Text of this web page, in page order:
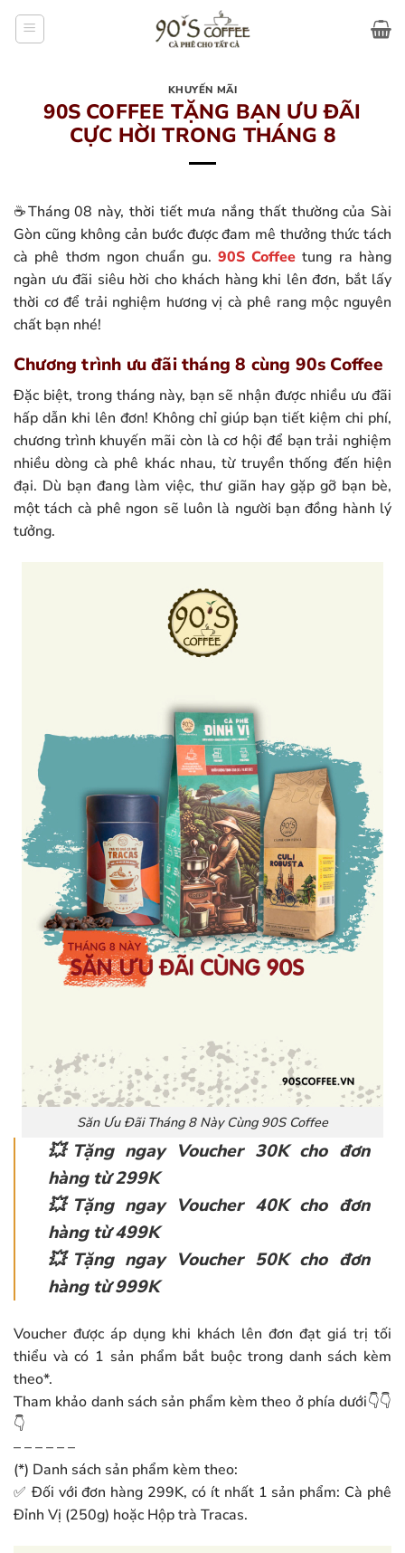
KHUYẾN MÃI
90S COFFEE TẶNG BẠN ƯU ĐÃI
CỰC HỜI TRONG THÁNG 8
☕Tháng 08 này, thời tiết mưa nắng thất thường của Sài
Gòn cũng không cản bước được đam mê thưởng thức tách
cà phê thơm ngon chuẩn gu. 90S Coffee tung ra hàng
ngàn ưu đãi siêu hời cho khách hàng khi lên đơn, bắt lấy
thời cơ để trải nghiệm hương vị cà phê rang mộc nguyên
chất bạn nhé!
Chương trình ưu đãi tháng 8 cùng 90s Coffee
Đặc biệt, trong tháng này, bạn sẽ nhận được nhiều ưu đãi
hấp dẫn khi lên đơn! Không chỉ giúp bạn tiết kiệm chi phí,
chương trình khuyến mãi còn là cơ hội để bạn trải nghiệm
nhiều dòng cà phê khác nhau, từ truyền thống đến hiện
đại. Dù bạn đang làm việc, thư giãn hay gặp gỡ bạn bè,
một tách cà phê ngon sẽ luôn là người bạn đồng hành lý
tưởng.
Săn Ưu Đãi Tháng 8 Này Cùng 90S Coffee
💥Tặng ngay Voucher 30K cho đơn
hàng từ 299K
💥Tặng ngay Voucher 40K cho đơn
hàng từ 499K
💥Tặng ngay Voucher 50K cho đơn
hàng từ 999K
Voucher được áp dụng khi khách lên đơn đạt giá trị tối
thiểu và có 1 sản phẩm bắt buộc trong danh sách kèm
theo*.
Tham khảo danh sách sản phẩm kèm theo ở phía dưới👇👇
👇
– – – – – –
(*) Danh sách sản phẩm kèm theo:
✅ Đối với đơn hàng 299K, có ít nhất 1 sản phẩm: Cà phê
Đỉnh Vị (250g) hoặc Hộp trà Tracas.